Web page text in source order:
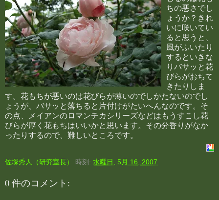
ちの悪さでし
ょうか？きれ
いに咲いてい
ると思うと、
風がふいたり
するといきな
りバサッと花
びらがおちて
きたりしま
す。花もちが悪いのは花びらが薄いのでしかたないのでし
ょうが、バサッと落ちると片付けがたいへんなのです。そ
の点、メイアンのロマンチカシリーズなどはもうすこし花
びらが厚く花もちはいいかと思います。その分香りがなか
ったりするので、難しいところです。
佐塚秀人（研究室長） 時刻: 水曜日, 5月 16, 2007
0 件のコメント: